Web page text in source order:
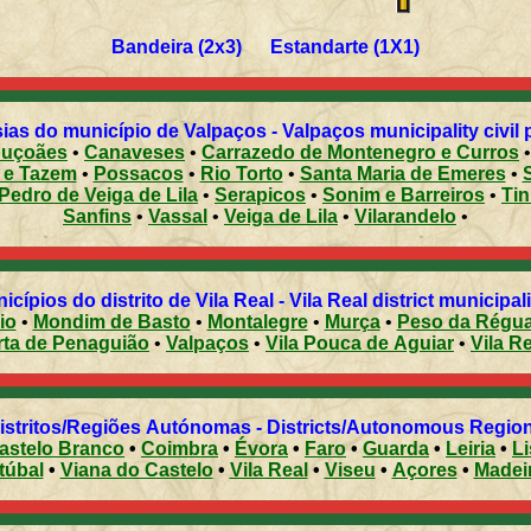
Bandeira (2x3) Estandarte (1X1)
do município de Valpaços - Valpaços municipality civil
• Canaveses • Carrazedo de Montenegro e Curros
Tazem• Possacos• Rio Torto• Santa Maria de Emeres•
de Veiga de Lila• Serapicos • Sonim e Barreiros •
Sanfins• Vassal • Veiga de Lila • Vilarandelo •
Municípios do distrito de Vila Real - Vila Real district
• Mondim de Basto• Montalegre• Murça• Peso da
de Penaguião • Valpaços • Vila Pouca de Aguiar•Vila
Distritos/Regiões Autónomas - Districts/Autonomous
Branco • Coimbra • Évora • Faro• Guarda • Leiria •
• Viana do Castelo•Vila Real • Viseu • Açores •